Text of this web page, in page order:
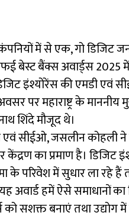
में से एक, गो डिजिट
बेस्ट बैंक्स अवार्ड्स
इंश्योरेंस की एमडी
पर महाराष्ट्र के माननीय
शिंदे मौजूद थे।
एवं सीईओ, जसलीन कोहली
का प्रमाण है। डिजिट
के परिवेश में सुधार ला रहे हैं
अवार्ड हमें ऐसे समाधानों का
को सशक्त बनाएं तथा